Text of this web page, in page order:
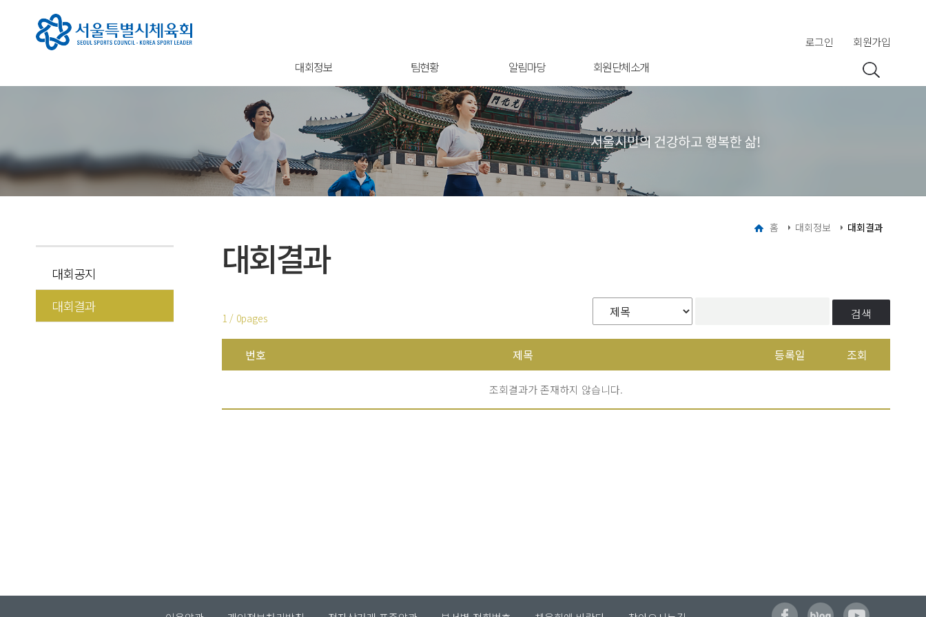
로그인 회원가입
대회정보 팀현황 알림마당 회원단체소개
홈 대회정보 대회결과
대회공지
대회결과
대회결과
1 / 0pages 검색
번호 제목 등록일 조회
조회결과가 존재하지 않습니다.